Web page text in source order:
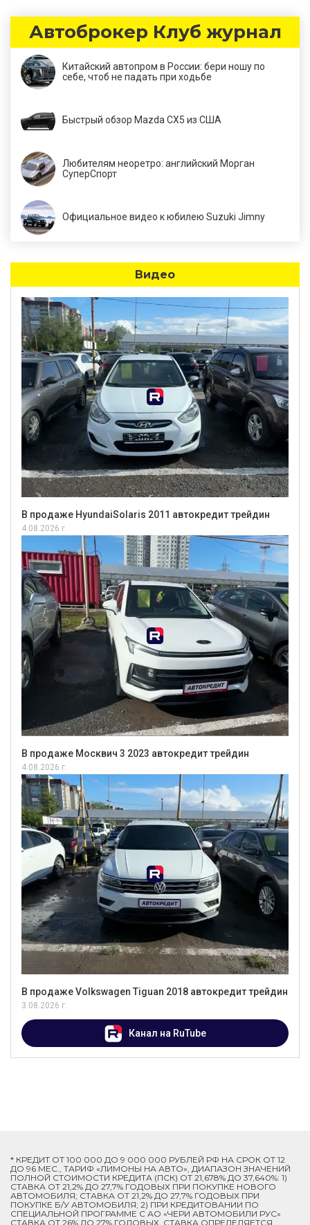
Автоброкер Клуб журнал
Китайский автопром в России: бери ношу по
себе, чтоб не падать при ходьбе
Быстрый обзор Mazda CX5 из США
Любителям неоретро: английский Морган
СуперСпорт
Официальное видео к юбилею Suzuki Jimny
Видео
В продаже HyundaiSolaris 2011 автокредит трейдин
4.08.2026 г.
В продаже Москвич 3 2023 автокредит трейдин
4.08.2026 г.
В продаже Volkswagen Tiguan 2018 автокредит трейдин
3.08.2026 г.
Канал на RuTube
* КРЕДИТ ОТ 100 000 ДО 9 000 000 РУБЛЕЙ РФ НА СРОК ОТ 12
ДО 96 МЕС., ТАРИФ «ЛИМОНЫ НА АВТО», ДИАПАЗОН ЗНАЧЕНИЙ
ПОЛНОЙ СТОИМОСТИ КРЕДИТА (ПСК) ОТ 21,678% ДО 37,640%: 1)
СТАВКА ОТ 21,2% ДО 27,7% ГОДОВЫХ ПРИ ПОКУПКЕ НОВОГО
АВТОМОБИЛЯ; СТАВКА ОТ 21,2% ДО 27,7% ГОДОВЫХ ПРИ
ПОКУПКЕ Б/У АВТОМОБИЛЯ; 2) ПРИ КРЕДИТОВАНИИ ПО
СПЕЦИАЛЬНОЙ ПРОГРАММЕ C АО «ЧЕРИ АВТОМОБИЛИ РУС»
СТАВКА ОТ 26% ДО 27% ГОДОВЫХ. СТАВКА ОПРЕДЕЛЯЕТСЯ